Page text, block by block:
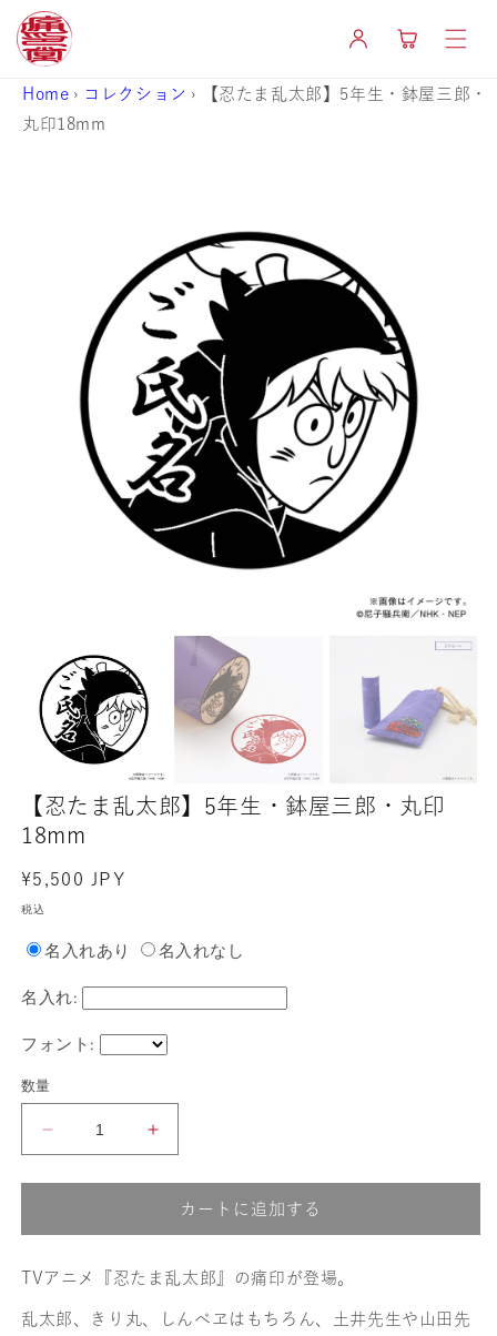
ンツに
進む
イ
ー
Home › コレクション ›
【忍たま乱太郎】5年生・鉢屋三郎・
丸印18mm
【忍たま乱太郎】5年生・鉢屋三郎・丸印
18mm
通
常
格
¥5,500 JPY
税込
名入れあり 名入れなし
名入れ:
フォント:
数量
た
乱
太
た
乱
太
カートに追加する
TVアニメ『忍たま乱太郎』の痛印が登場。
乱太郎、きり丸、しんべヱはもちろん、土井先生や山田先